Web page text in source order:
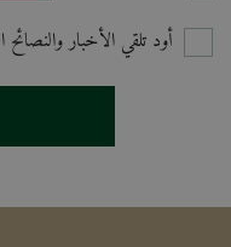
أود تلقي الأخبار